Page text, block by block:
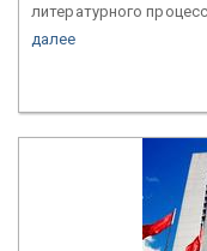
литературного
далее